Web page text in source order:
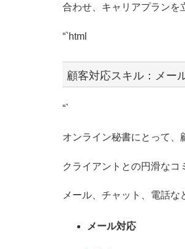
合わせ、キャリアプランを
“`html
顧客対応スキル：メー
“`
オンライン秘書にとって、
クライアントとの円滑なコ
メール、チャット、電話な
メール対応